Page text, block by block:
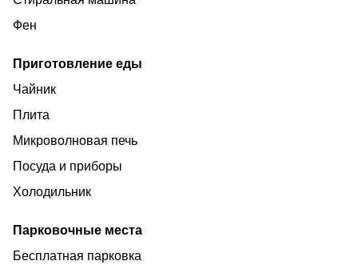
Фен
Приготовление еды
Чайник
Плита
Микроволновая печь
Посуда и приборы
Холодильник
Парковочные места
Бесплатная парковка